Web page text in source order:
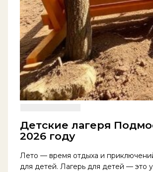
Детские лагеря
2026 году
Лето — время отдыха и
для детей. Лагерь для детей — это